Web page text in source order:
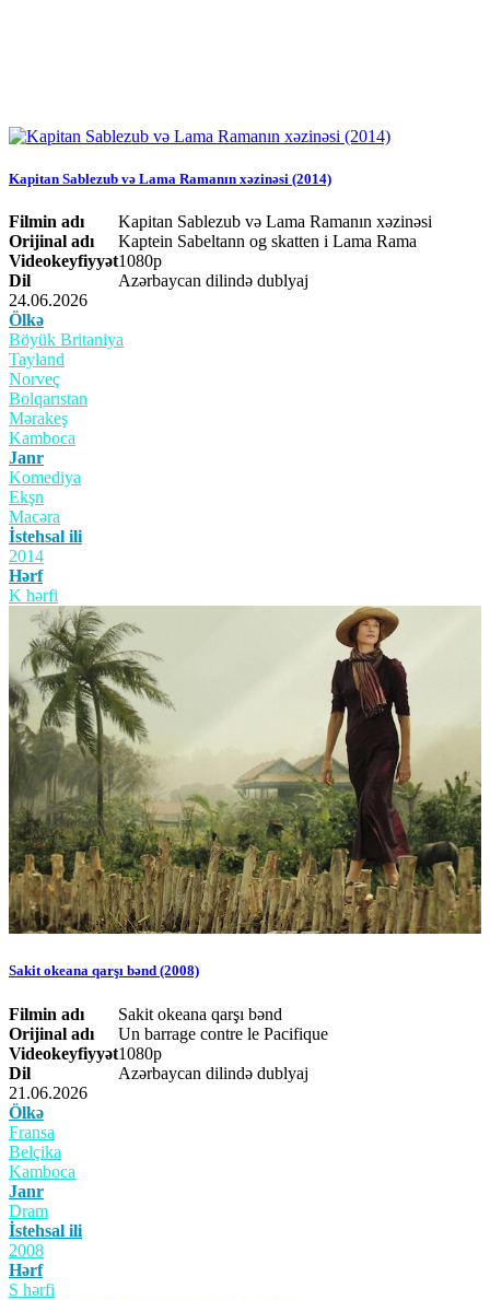
Kapitan Sablezub və Lama Ramanın xəzinəsi (2014)
Filmin adı
Kapitan Sablezub və Lama Ramanın xəzinəsi
Orijinal adı
Kaptein Sabeltann og skatten i Lama Rama
Videokeyfiyyət1080p
Dil
Azərbaycan dilində dublyaj
24.06.2026
Ölkə
Böyük Britaniya
Tayland
Norveç
Bolqarıstan
Mərakeş
Kamboca
Janr
Komediya
Ekşn
Macəra
İstehsal ili
2014
Hərf
K hərfi
Sakit okeana qarşı bənd (2008)
Filmin adı
Sakit okeana qarşı bənd
Orijinal adı
Un barrage contre le Pacifique
Videokeyfiyyət1080p
Dil
Azərbaycan dilində dublyaj
21.06.2026
Ölkə
Fransa
Belçika
Kamboca
Janr
Dram
İstehsal ili
2008
Hərf
S hərfi